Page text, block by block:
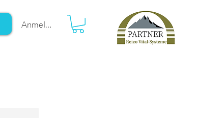
Anmelden